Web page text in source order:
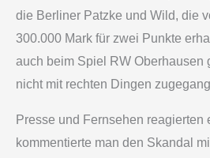
die Berliner Patzke und Wild, die
300.000 Mark für zwei Punkte
auch beim Spiel RW Oberhausen
nicht mit rechten Dingen
Presse und Fernsehen reagierten
kommentierte man den Skandal